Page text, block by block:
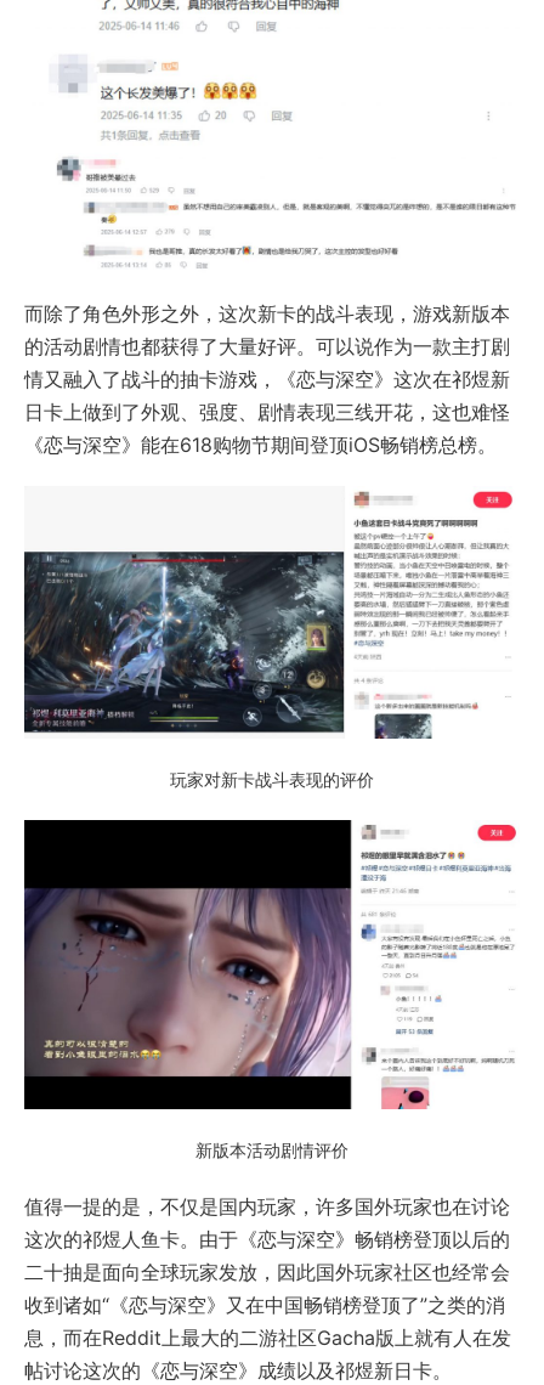
而除了角色外形之外，这次新卡的战斗表现，游戏新版本
的活动剧情也都获得了大量好评。可以说作为一款主打剧
情又融入了战斗的抽卡游戏，《恋与深空》这次在祁煜新
日卡上做到了外观、强度、剧情表现三线开花，这也难怪
《恋与深空》能在618购物节期间登顶iOS畅销榜总榜。
玩家对新卡战斗表现的评价
新版本活动剧情评价
值得一提的是，不仅是国内玩家，许多国外玩家也在讨论
这次的祁煜人鱼卡。由于《恋与深空》畅销榜登顶以后的
二十抽是面向全球玩家发放，因此国外玩家社区也经常会
收到诸如“《恋与深空》又在中国畅销榜登顶了”之类的消
息，而在Reddit上最大的二游社区Gacha版上就有人在发
帖讨论这次的《恋与深空》成绩以及祁煜新日卡。